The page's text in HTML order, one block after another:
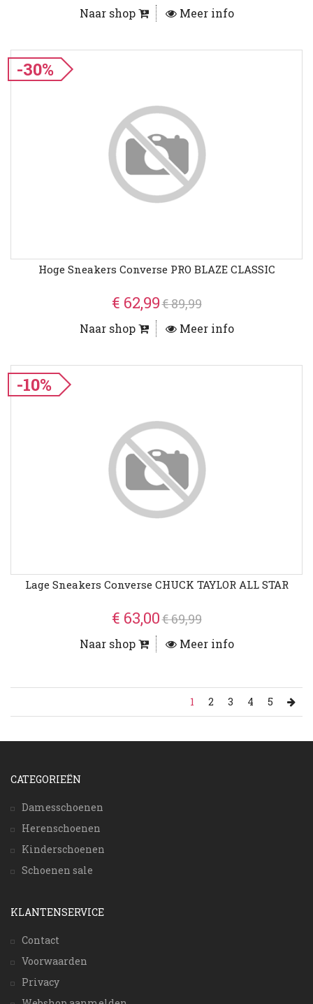
Naar shop Meer info
-30%
Hoge Sneakers Converse PRO BLAZE CLASSIC
€ 62,99€ 89,99
Naar shop Meer info
-10%
Lage Sneakers Converse CHUCK TAYLOR ALL STAR
€ 63,00€ 69,99
Naar shop Meer info
1 2 3 4 5
CATEGORIEËN
Damesschoenen
Herenschoenen
Kinderschoenen
Schoenen sale
KLANTENSERVICE
Contact
Voorwaarden
Privacy